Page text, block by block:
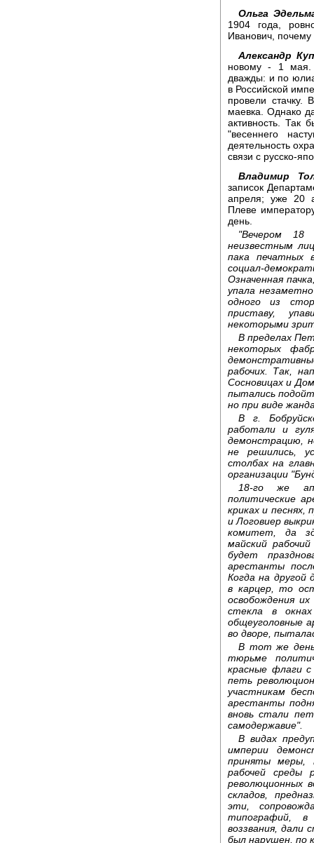
Ольга
1904 года,
Иванович, почему
Александр
новому - 1 мая.
дважды: и по
в Российской
провели стачку.
маевка. Однако
активность. Так
"весеннего
деятельность
связи с русско-
Владимир
записок
апреля; уже 20
Плеве
день.
"Вечером 18
неизвестным
пака печатных
социал-
Означенная
упала
одного из
приставу,
некоторыми
В пределах
некоторых
рабочих. Так,
Сосновицах и
пытались
но при виде
В г.
работали и
демонстрацию,
не решились,
столбах на
организации
18-го же
политические
криках и песнях,
и Логовиер
комитет, да
майский
будет
арестанты
Когда на другой
в карцер, то
освобождения
стекла в
общеуголовные
во дворе,
В тот же день
тюрьме
красные флаги
петь
участникам
арестанты
вновь стали
самодержавие".
В видах
империи
приняты меры,
рабочей среды
революционных
складов,
эти,
типографий, в
воззвания, дали
был нарушен, по